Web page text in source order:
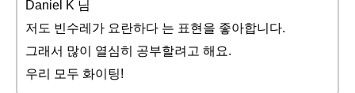
Daniel K 님
저도 빈수레가 요란하다 는 표현을 좋아합니다.
그래서 많이 열심히 공부할려고 해요.
우리 모두 화이팅!